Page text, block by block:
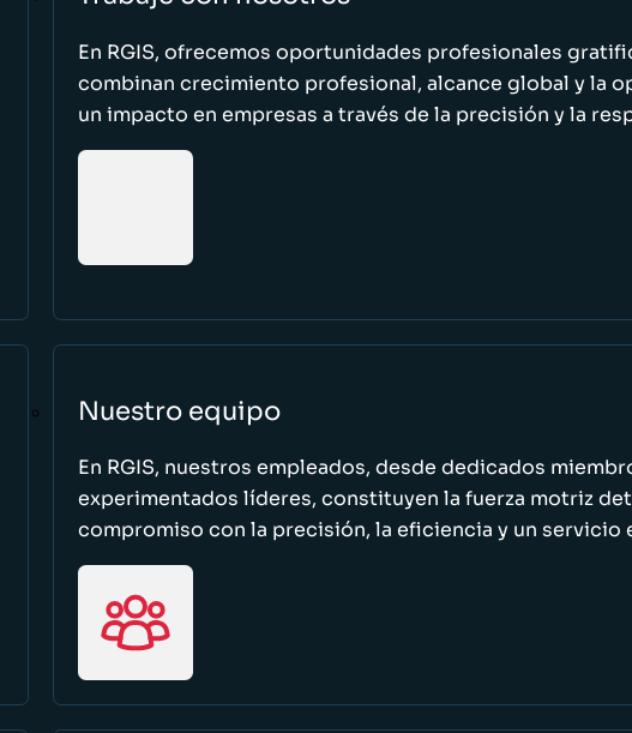
En RGIS, ofrecemos oportunidades profesionales
combinan crecimiento profesional, alcance global y la
un impacto en empresas a través de la precisión y la
Nuestro equipo
En RGIS, nuestros empleados, desde dedicados
experimentados líderes, constituyen la fuerza motriz
compromiso con la precisión, la eficiencia y un servicio